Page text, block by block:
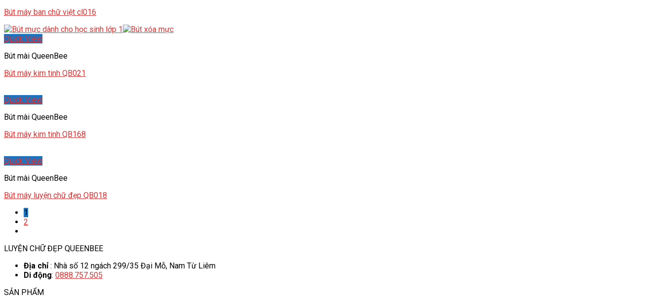
Bút máy ban chữ việt cl016
Quick View
Bút mài QueenBee
Bút máy kim tinh QB021
Quick View
Bút mài QueenBee
Bút máy kim tinh QB168
Quick View
Bút mài QueenBee
Bút máy luyện chữ đẹp QB018
1
2
LUYỆN CHỮ ĐẸP QUEENBEE
Địa chỉ: Nhà số 12 ngách 299/35 Đại Mỗ, Nam Từ Liêm
Di động: 0888.757.505
SẢN PHẨM